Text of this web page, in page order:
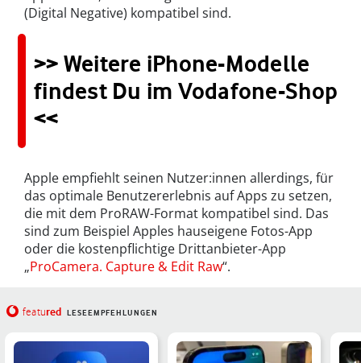
(Digital Negative) kompatibel sind.
>> Weitere iPhone-Modelle
findest Du im Vodafone-Shop
<<
Apple empfiehlt seinen Nutzer:innen allerdings, für
das optimale Benutzererlebnis auf Apps zu setzen,
die mit dem ProRAW-Format kompatibel sind. Das
sind zum Beispiel Apples hauseigene Fotos-App
oder die kostenpflichtige Drittanbieter-App
„ProCamera. Capture & Edit Raw“.
featured LESEEMPFEHLUNGEN